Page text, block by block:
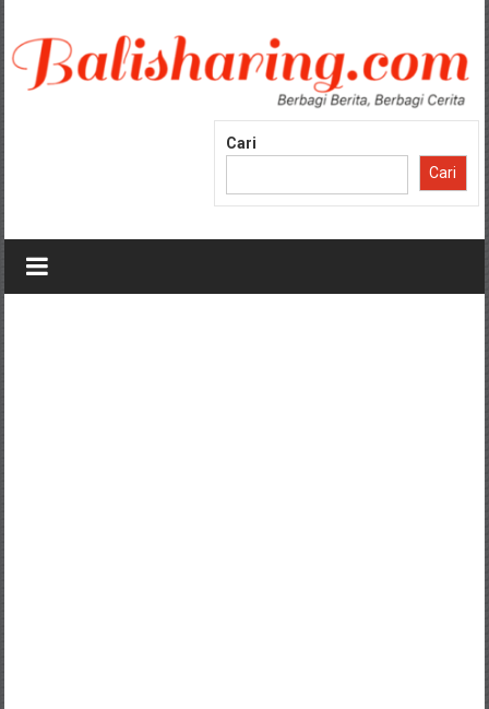
konten
Cari
Cari